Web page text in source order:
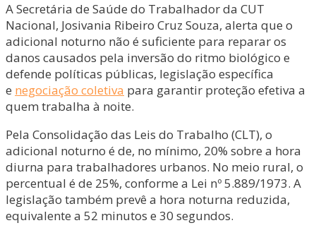
A Secretária de Saúde do Trabalhador da CUT
Nacional, Josivania Ribeiro Cruz Souza, alerta que o
adicional noturno não é suficiente para reparar os
danos causados pela inversão do ritmo biológico e
defende políticas públicas, legislação específica
e negociação coletiva para garantir proteção efetiva a
quem trabalha à noite.
Pela Consolidação das Leis do Trabalho (CLT), o
adicional noturno é de, no mínimo, 20% sobre a hora
diurna para trabalhadores urbanos. No meio rural, o
percentual é de 25%, conforme a Lei nº 5.889/1973. A
legislação também prevê a hora noturna reduzida,
equivalente a 52 minutos e 30 segundos.